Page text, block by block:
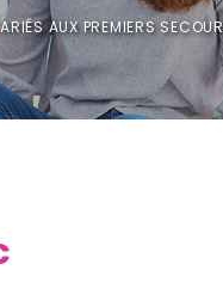
AUX PREMIERS